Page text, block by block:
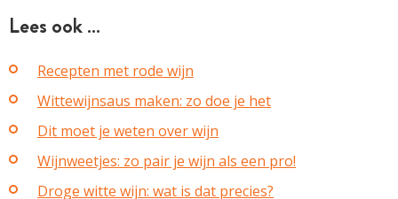
Lees ook …
Recepten met rode wijn
Wittewijnsaus maken: zo doe je het
Dit moet je weten over wijn
Wijnweetjes: zo pair je wijn als een pro!
Droge witte wijn: wat is dat precies?